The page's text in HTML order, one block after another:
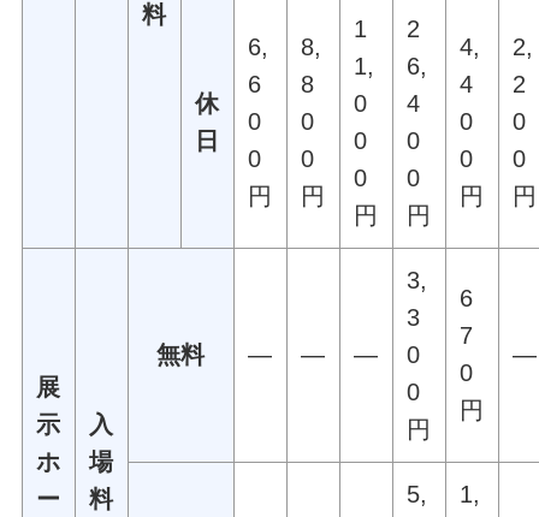
料
休
日
6,
6
0
0
円
8,
8
0
0
円
1
1,
0
0
0
円
2
6,
4
0
0
円
4,
4
0
0
円
2,
2
0
0
円
展
示
ホ
ー
入
場
料
無料 ― ― ―
3,
3
0
0
円
6
7
0
円
―
5,
1,